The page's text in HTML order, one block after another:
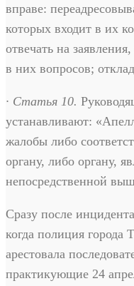
вправе:
которых входит в их
отвечать на
в них вопросов;
· Статья 10.
устанавливают:
жалобы либо
органу, либо органу,
непосредственной
Сразу после
когда полиция города
арестовала
практикующие 24